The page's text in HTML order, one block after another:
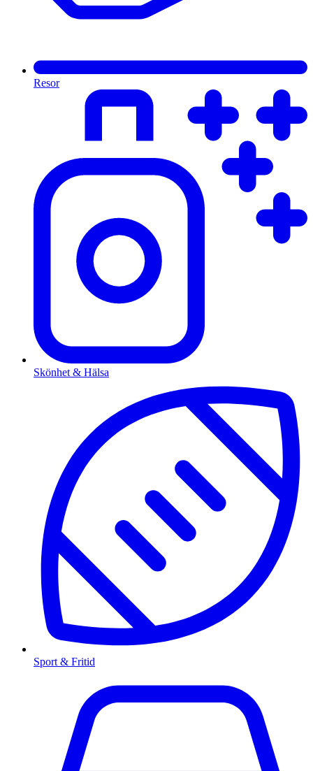
Resor
Skönhet & Hälsa
Sport & Fritid